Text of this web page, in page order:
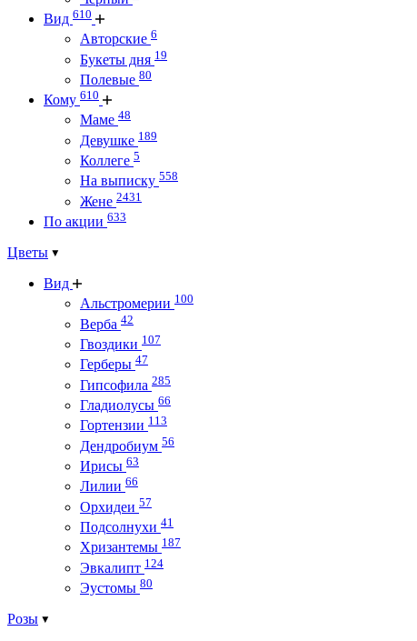
Вид 610
Авторские 6
Букеты дня 19
Полевые 80
Кому 610
Маме 48
Девушке 189
Коллеге 5
На выписку 558
Жене 2431
По акции 633
Цветы
Вид
Альстромерии 100
Верба 42
Гвоздики 107
Герберы 47
Гипсофила 285
Гладиолусы 66
Гортензии 113
Дендробиум 56
Ирисы 63
Лилии 66
Орхидеи 57
Подсолнухи 41
Хризантемы 187
Эвкалипт 124
Эустомы 80
Розы